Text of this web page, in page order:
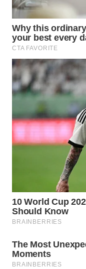
SUMEDANG
WN
CIANJUR
WN
KEPULAUAN
SERIBU
WN
CIREBON
INDRAMAYU